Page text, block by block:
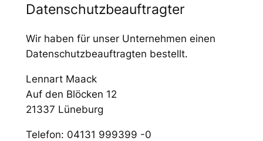
Datenschutz­beauftragter
Wir haben für unser Unternehmen einen
Datenschutzbeauftragten bestellt.
Lennart Maack
Auf den Blöcken 12
21337 Lüneburg
Telefon: 04131 999399 -0